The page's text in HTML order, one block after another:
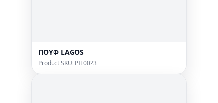
ΠΟΥΦ LAGOS
Product SKU: PIL0023